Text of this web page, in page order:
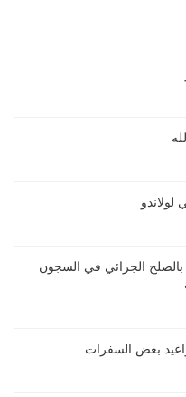
لولاندو
بالصلح الجزائي في السجون
بعض السفرات